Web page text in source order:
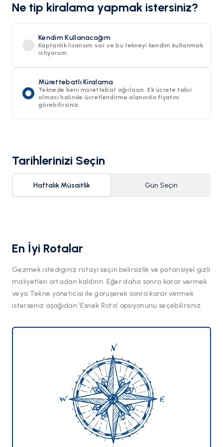
Ne tip kiralama yapmak istersiniz?
Kendim Kullanacağım
Kaptanlık lisansım var ve bu tekneyi kendim kullanmak
istiyorum.
Mürettebatlı Kiralama
Teknede beni mürettebat ağırlasın. Ek ücrete tabii
olması halinde ücretlendirme alanında fiyatını
görebilirsiniz.
Tarihlerinizi Seçin
Haftalık Müsaitlik Gün Seçin
En İyi Rotalar
Gezmek istediginiz rotayı seçin belirsizlik ve potansiyel gizli
maliyetleri ortadan kaldırın. Eğer daha sonra karar vermek
veya Tekne yöneticisi ile göruşerek sonra karar vermek
isterseniz aşağıdan ‘Esnek Rota’ opsiyonunu seçebilirsiniz.